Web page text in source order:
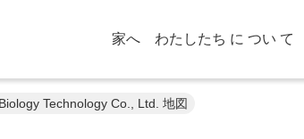
家へ わたしたち に つい て
Technology Co., Ltd. 地図